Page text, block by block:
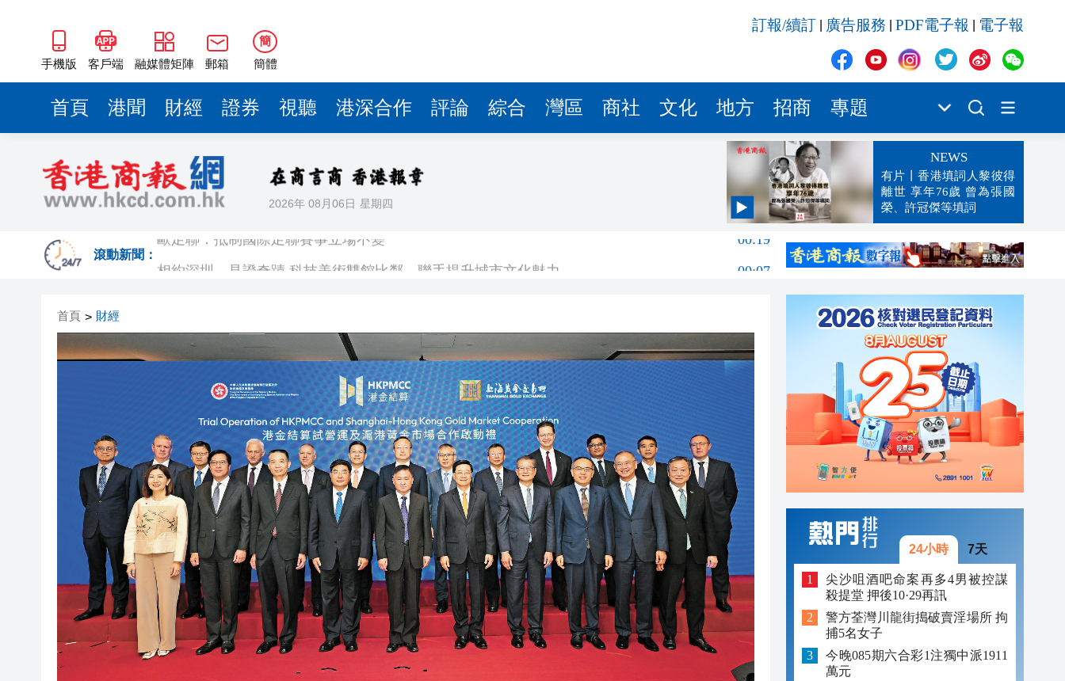
手機版 客戶端 融媒體矩陣 郵箱
簡
簡體
訂報/續訂 廣告服務 PDF電子報 電子報
首頁 港聞 財經 證券 視聽 港深合作 評論 綜合 灣區 商社 文化 地方 招商 專題
2026年 08月06日 星期四
NEWS
有片丨香港填詞人黎彼得
離世 享年76歲 曾為張國
榮、許冠傑等填詞
滾動新聞：
00:19
美股觀望非農數據 道指跌逾百點
23:17
有片丨孕婦羊水破裂即將臨盆 正遇晚高峰 情況危急 鐵騎交警一路開道護送
東涌巴士撞電單車 巴士司機涉危駕被捕
有片丨清淡不等於吃素！ 清淡飲食正在毀掉很多老人的晚年健康
首頁 > 財經
24小時 7天
尖沙咀酒吧命案再多4男被控謀
殺提堂 押後10·29再訊
警方荃灣川龍街搗破賣淫場所 拘
捕5名女子
今晚085期六合彩1注獨中派1911
萬元